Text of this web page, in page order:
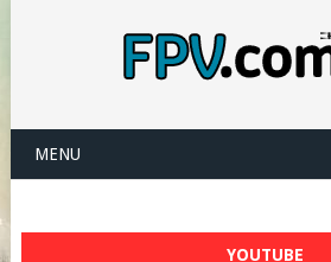
MENU
YOUTUBE